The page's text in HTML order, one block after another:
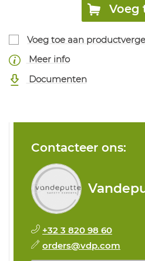
Voeg
Voeg toe aan
Meer info
Documenten
Contacteer ons:
+32 3 820 98 60
orders@vdp.com